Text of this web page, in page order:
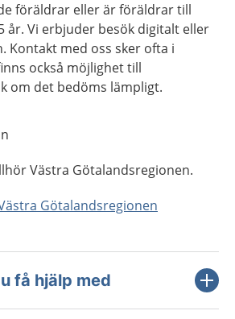
föräldrar eller är föräldrar till
år. Vi erbjuder besök digitalt eller
Kontakt med oss sker ofta i
också möjlighet till
om det bedöms lämpligt.
Västra Götalandsregionen.
Götalandsregionen
få hjälp med